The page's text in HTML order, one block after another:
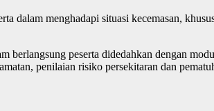
dalam menghadapi situasi kecemasan,
peserta didedahkan dengan
penilaian risiko persekitaran dan